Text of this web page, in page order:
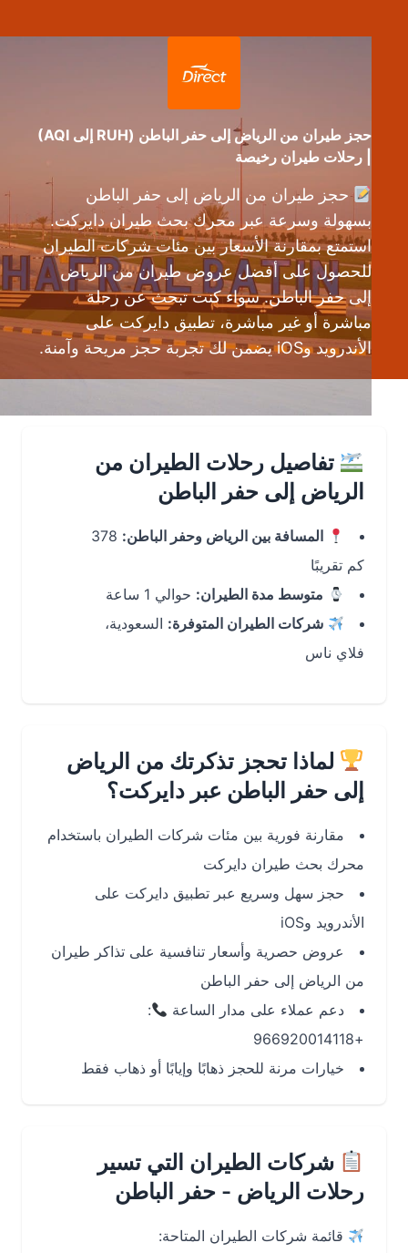
حجز طيران من الرياض إلى حفر الباطن (RUH إلى AQI)
| رحلات طيران رخيصة
حجز طيران من الرياض إلى حفر الباطن
بسهولة وسرعة عبر محرك بحث طيران دايركت.
استمتع بمقارنة الأسعار بين مئات شركات الطيران
للحصول على أفضل عروض طيران من الرياض
إلى حفر الباطن. سواء كنت تبحث عن رحلة
مباشرة أو غير مباشرة، تطبيق دايركت على
الأندرويد وiOS يضمن لك تجربة حجز مريحة وآمنة.
تفاصيل رحلات الطيران من
الرياض إلى حفر الباطن
المسافة بين الرياض وحفر الباطن: 378
كم تقريبًا
متوسط مدة الطيران:حوالي 1 ساعة
شركات الطيران المتوفرة:السعودية،
فلاي ناس
لماذا تحجز تذكرتك من الرياض
إلى حفر الباطن عبر دايركت؟
مقارنة فورية بين مئات شركات الطيران باستخدام
محرك بحث طيران دايركت
حجز سهل وسريع عبر تطبيق دايركت على
الأندرويد وiOS
عروض حصرية وأسعار تنافسية على تذاكر طيران
من الرياض إلى حفر الباطن
دعم عملاء على مدار الساعة
:
خيارات مرنة للحجز ذهابًا وإيابًا أو ذهاب فقط
شركات الطيران التي تسير
رحلات الرياض - حفر الباطن
قائمة شركات الطيران المتاحة: